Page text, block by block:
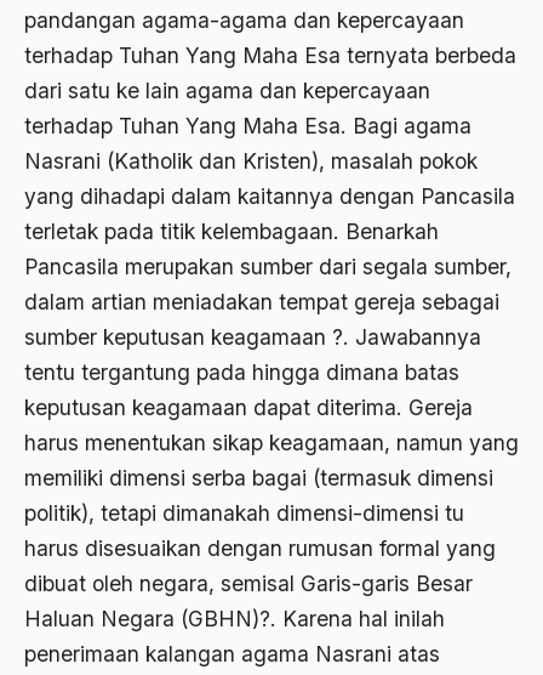
pandangan agama-agama dan kepercayaan
terhadap Tuhan Yang Maha Esa ternyata berbeda
dari satu ke lain agama dan kepercayaan
terhadap Tuhan Yang Maha Esa. Bagi agama
Nasrani (Katholik dan Kristen), masalah pokok
yang dihadapi dalam kaitannya dengan Pancasila
terletak pada titik kelembagaan. Benarkah
Pancasila merupakan sumber dari segala sumber,
dalam artian meniadakan tempat gereja sebagai
sumber keputusan keagamaan ?. Jawabannya
tentu tergantung pada hingga dimana batas
keputusan keagamaan dapat diterima. Gereja
harus menentukan sikap keagamaan, namun yang
memiliki dimensi serba bagai (termasuk dimensi
politik), tetapi dimanakah dimensi-dimensi tu
harus disesuaikan dengan rumusan formal yang
dibuat oleh negara, semisal Garis-garis Besar
Haluan Negara (GBHN)?. Karena hal inilah
penerimaan kalangan agama Nasrani atas
al-quran
Alexander Solzhenitsyin
Ali Khomeini
Ali Murtopo
Ali Shariati
Ali Sidikin
Aliran AHmadiyah
Aliran Kepercayaan
Alistair Cook
Allah
ALmanak
Alternatif Nilai
Alternatif Politis